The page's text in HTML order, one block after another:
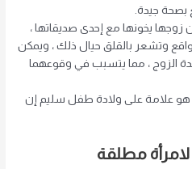
بصحة جيدة.
زوجها يخونها مع إحدى صديقاتها ،
وتشعر بالقلق حيال ذلك ، ويمكن
الزوج ، مما يتسبب في وقوعهما
هو علامة على ولادة طفل سليم إن
لامرأة مطلقة